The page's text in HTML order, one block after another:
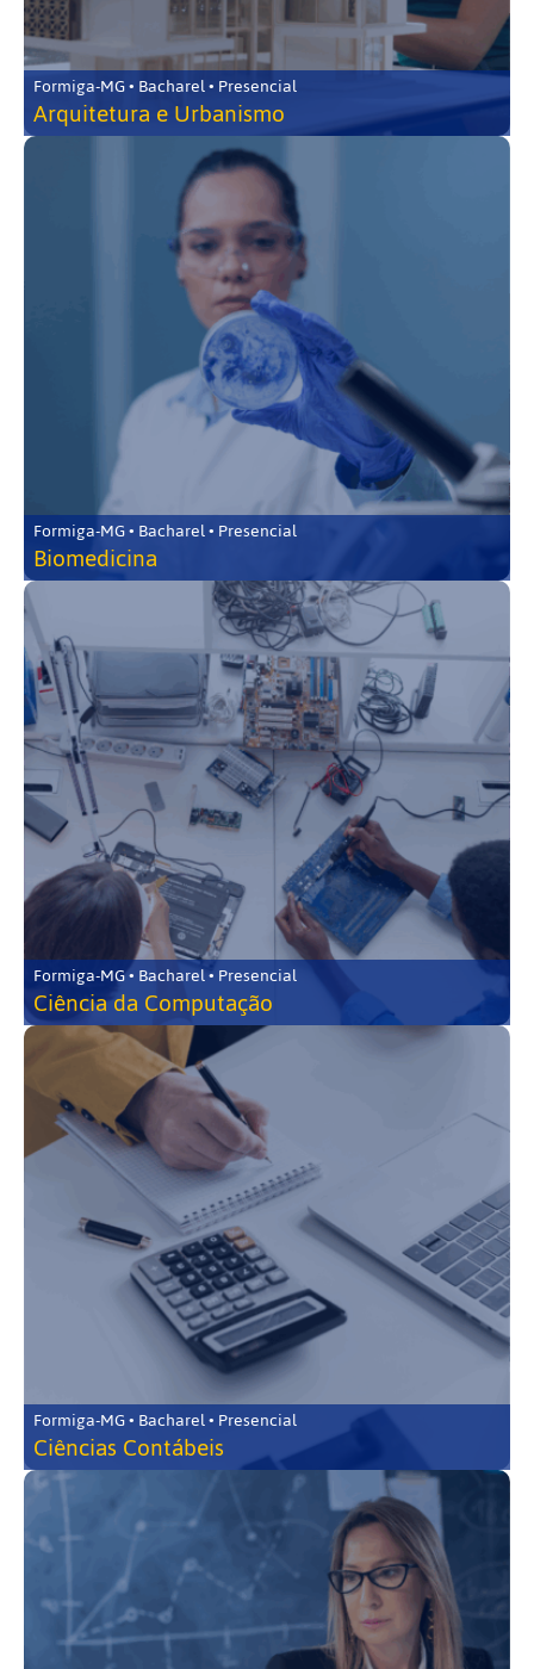
Formiga-MG • Bacharel • Presencial
Arquitetura e Urbanismo
Formiga-MG • Bacharel • Presencial
Biomedicina
Formiga-MG • Bacharel • Presencial
Ciência da Computação
Formiga-MG • Bacharel • Presencial
Ciências Contábeis